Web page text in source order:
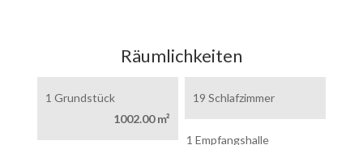
Räumlichkeiten
1 Grundstück
1002.00 m²
19 Schlafzimmer
1 Empfangshalle